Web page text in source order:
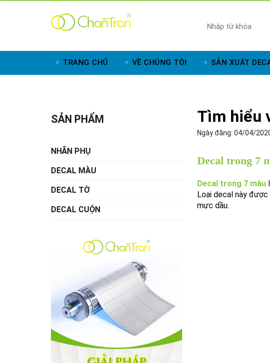
TRANG CHỦ VỀ CHÚNG TÔI SẢN XUẤT
Tìm hiểu
Ngày đăng: 04/04/2020
Decal trong 7
Decal trong 7 màu
Loại decal này
mực dầu.
SẢN PHẨM
NHÃN PHỤ
DECAL MÀU
DECAL TỜ
DECAL CUỘN